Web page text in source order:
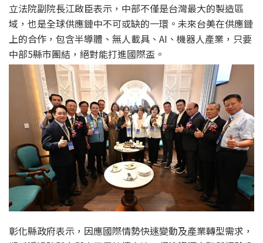
立法院副院長江啟臣表示，中部不僅是台灣最大的製造區
域，也是全球供應鏈中不可或缺的一環。未來台美在供應鏈
上的合作，包含半導體、無人載具、AI、機器人產業，只要
中部5縣市團結，絕對能打進國際盃。
彰化縣政府表示，因應國際情勢快速變動及產業轉型需求，